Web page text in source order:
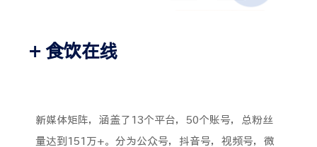
+ 食饮在线
新媒体矩阵，涵盖了13个平台，50个账号，总粉丝
量达到151万+。分为公众号，抖音号，视频号，微